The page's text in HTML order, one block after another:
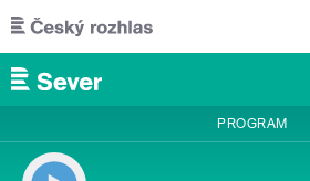
Přejít k hlavnímu obsahu
PROGRAM